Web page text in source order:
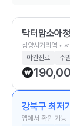
닥터맘소아
삼양사거리역 •
야간진료
주
강북구 최저
앱에서 확인 가능